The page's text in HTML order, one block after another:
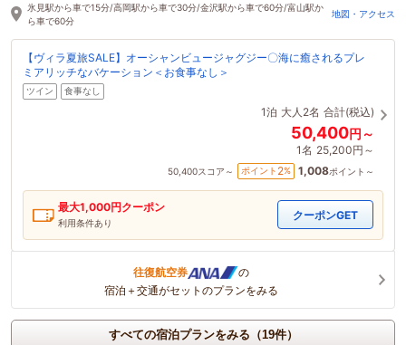
氷見駅から車で15分/高岡駅から車で30分/金沢駅から車で60分/富山駅か
ら車で60分
地図・アクセス
【ヴィラ夏旅SALE】オーシャンビュージャグジー〇海に癒されるプレ
ミアリッチなバケーション＜お食事なし＞
ツイン 食事なし
1泊 大人2名 合計(税込)
50,400円～
1名 25,200円～
50,400スコア～ ポイント 2% 1,008ポイント～
最大1,000円クーポン
利用条件あり
クーポンGET
往復航空券
の
宿泊＋交通がセットのプランをみる
すべての宿泊プランをみる（19件）